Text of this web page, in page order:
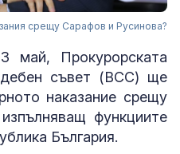
срещу Сарафов и Русинова?
май, Прокурорската
съвет (ВСС) ще
наказание срещу
функциите
България.